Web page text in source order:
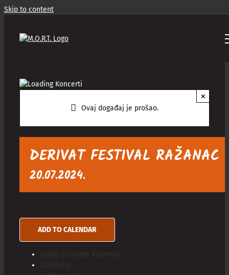
Skip to content
Ovaj događaj je prošao.
×
DERIVAT FESTIVAL RAŽANAC
20.07.2024.
ADD TO CALENDAR